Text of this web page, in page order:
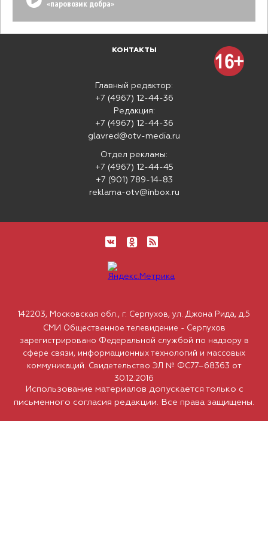
«паровозик добра»
КОНТАКТЫ
Главный редактор:
+7 (4967) 12-44-36
Редакция:
+7 (4967) 12-44-36
glavred@otv-media.ru
Отдел рекламы:
+7 (4967) 12-44-45
+7 (901) 789-14-83
reklama-otv@inbox.ru
Использование материалов допускается только с
письменного согласия редакции. Все права защищены.
142203, Московская обл., г. Серпухов, ул. Джона Рида, д.5
СМИ Общественное телевидение - Серпухов
зарегистрировано Федеральной службой по надзору в
сфере связи, информационных технологий и массовых
коммуникаций. Свидетельство ЭЛ № ФС77–68363 от
30.12.2016